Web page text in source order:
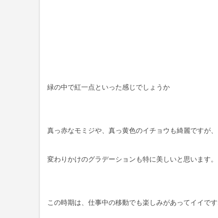
緑の中で紅一点といった感じでしょうか
真っ赤なモミジや、真っ黄色のイチョウも綺麗ですが、
変わりかけのグラデーションも特に美しいと思います。
この時期は、仕事中の移動でも楽しみがあってイイで